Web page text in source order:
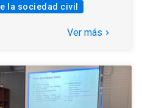
la sociedad civil
Ver más keyboard_arrow_right